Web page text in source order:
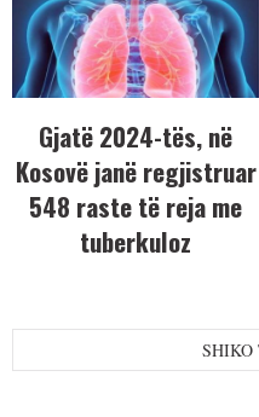
Gjatë 2024-tës, në
Kosovë janë regjistruar
548 raste të reja me
tuberkuloz
SHIKO